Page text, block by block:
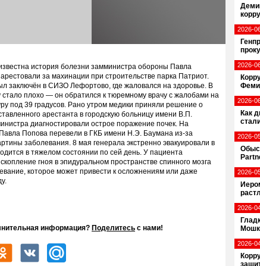
2026-
2026-
2026-
Как
2026-
2026-
2026-
2026-
история болезни замминистра обороны Павла
за махинации при строительстве парка Патриот.
заключён в СИЗО Лефортово, где жаловался на здоровье. В
стало плохо — он обратился к тюремному врачу с жалобами на
под 39 градусов. Рано утром медики приняли решение о
арестанта в городскую больницу имени В.П.
диагностировали острое поражение почек. На
Попова перевели в ГКБ имени Н.Э. Баумана из-за
заболевания. 8 мая генерала экстренно эвакуировали в
в тяжелом состоянии по сей день. У пациента
гноя в эпидуральном пространстве спинного мозга
которое может привести к осложнениям или даже
информация? Поделитесь с нами!